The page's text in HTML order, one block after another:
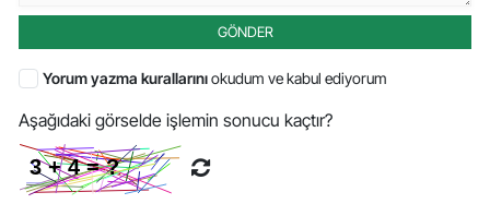
GÖNDER
Yorum yazma kurallarınıokudum ve kabul ediyorum
Aşağıdaki görselde işlemin sonucu kaçtır?